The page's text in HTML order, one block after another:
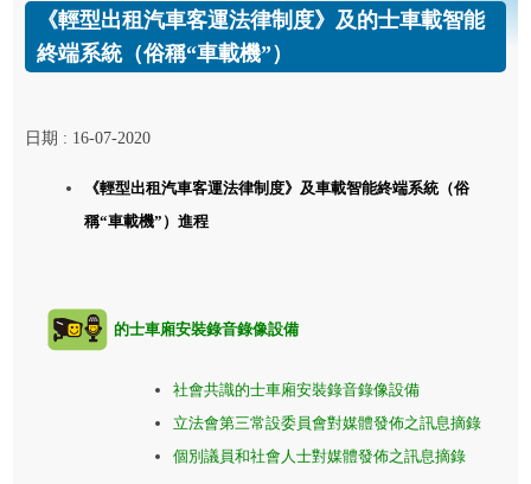
《輕型出租汽車客運法律制度》及的士車載智能
終端系統（俗稱“車載機”）
日期 : 16-07-2020
《輕型出租汽車客運法律制度》及車載智能終端系統（俗
稱“車載機”）進程
的士車廂安裝錄音錄像設備
社會共識的士車廂安裝錄音錄像設備
立法會第三常設委員會對媒體發佈之訊息摘錄
個別議員和社會人士對媒體發佈之訊息摘錄